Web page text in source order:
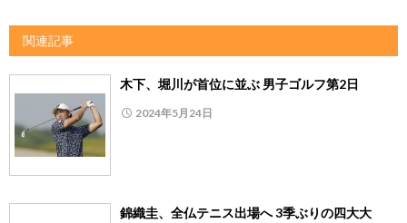
関連記事
木下、堀川が首位に並ぶ 男子ゴルフ第2日
2024年5月24日
錦織圭、全仏テニス出場へ 3季ぶりの四大大